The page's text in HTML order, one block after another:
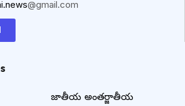
@gmail.com
జాతీయ అంతర్జాతీయ